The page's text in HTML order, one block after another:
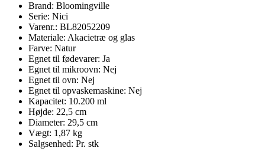
Brand: Bloomingville
Serie: Nici
Varenr.: BL82052209
Materiale: Akacietræ og glas
Farve: Natur
Egnet til fødevarer: Ja
Egnet til mikroovn: Nej
Egnet til ovn: Nej
Egnet til opvaskemaskine: Nej
Kapacitet: 10.200 ml
Højde: 22,5 cm
Diameter: 29,5 cm
Vægt: 1,87 kg
Salgsenhed: Pr. stk